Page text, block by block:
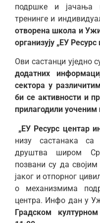
подршке и јачања
тренинге и
отворена школа и
организују „ЕУ
Ови састанци уједно
додатних
сектора у
би се активности и
прилагодили уоченим
„ЕУ Ресурс центар
низу састанака са
друштва широм
позвани су да
јаког и отпорног
о механизмима
центра. Инфо дан у
Градском